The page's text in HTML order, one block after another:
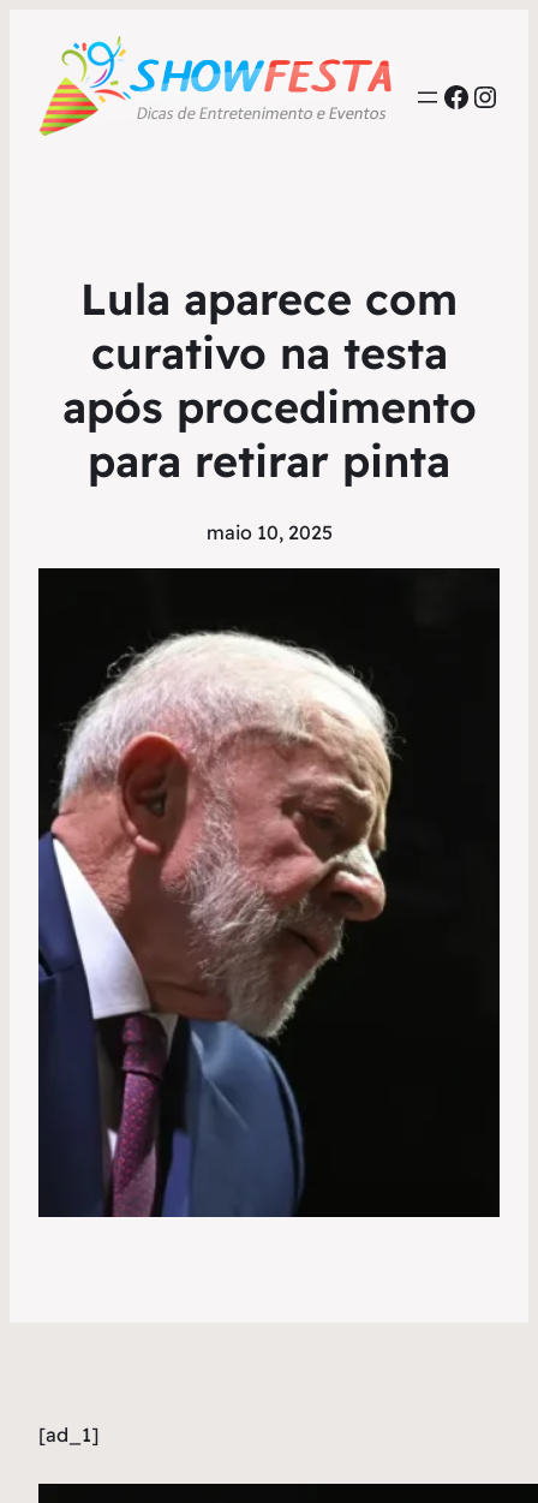
Lula aparece com
curativo na testa
após procedimento
para retirar pinta
maio 10, 2025
[ad_1]